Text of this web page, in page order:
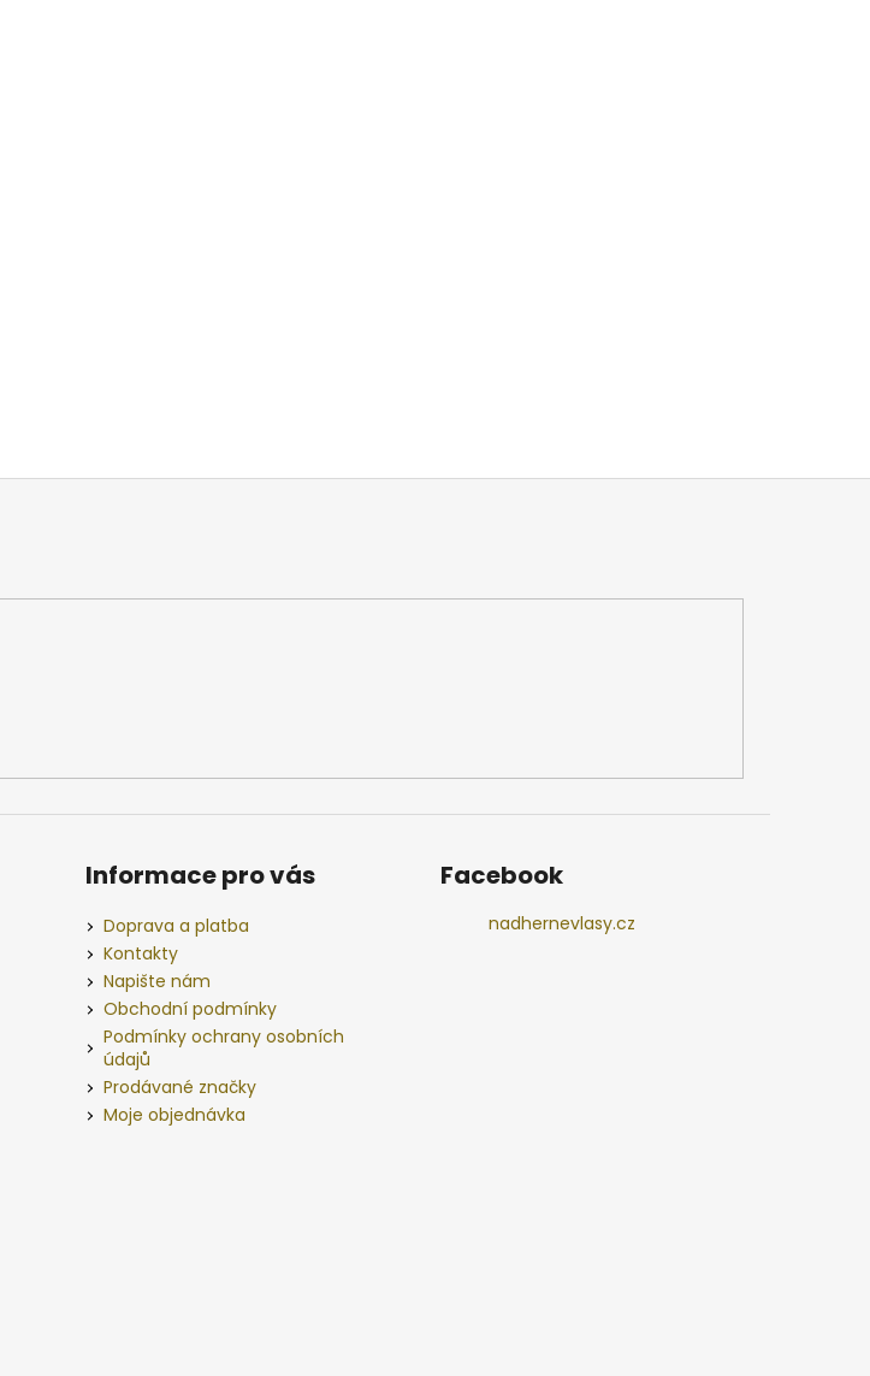
Informace pro vás
Doprava a platba
Kontakty
Napište nám
Obchodní podmínky
Podmínky ochrany osobních
údajů
Prodávané značky
Moje objednávka
Facebook
nadhernevlasy.cz